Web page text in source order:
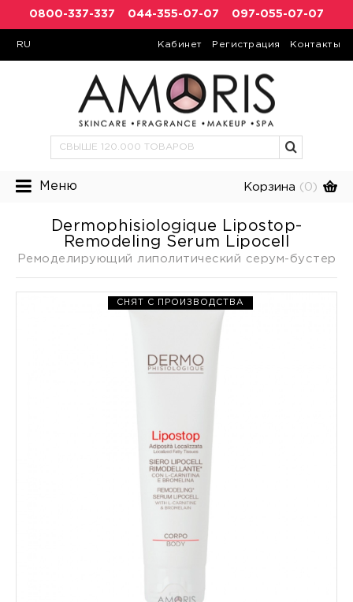
0800-337-337 044-355-07-07 097-055-07-07
RU Кабинет Регистрация Контакты
Меню Корзина (0)
Dermophisiologique Lipostop-
Remodeling Serum Lipocell
Ремоделирующий липолитический серум-бустер
СНЯТ С ПРОИЗВОДСТВА